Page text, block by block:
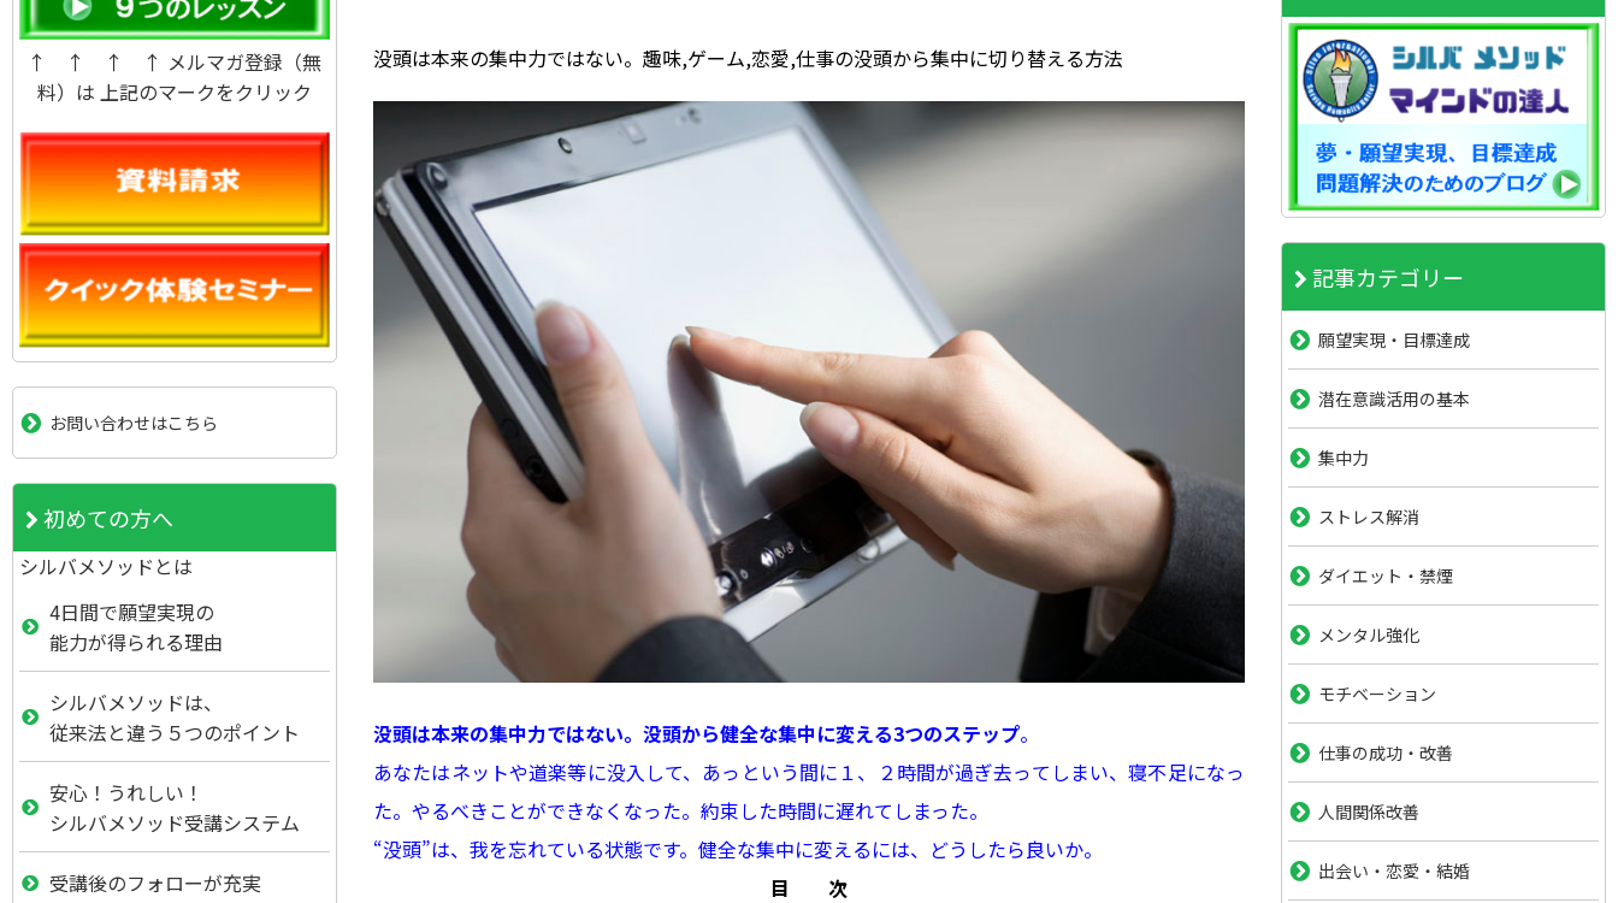
没頭は本来の集中力ではない。趣味,ゲーム,恋愛,仕事の没頭から集中に切り替える方法
没頭は本来の集中力ではない。 没頭から健全な集中に変える3つのステップ。
あなたはネットや道楽等に没入して、あっという間に１、２時間が過ぎ去ってしまい、寝不足になっ
た。やるべきことができなくなった。約束した時間に遅れてしまった。
“没頭”は、我を忘れている状態です。健全な集中に変えるには、どうしたら良いか。
目 次
↑ ↑ ↑ ↑ メルマガ登録（無
料）は 上記のマークをクリック
お問い合わせはこちら
初めての方へ
シルバメソッドとは
4日間で願望実現の
能力が得られる理由
シルバメソッドは、
従来法と違う５つのポイント
安心！うれしい！
シルバメソッド受講システム
受講後のフォローが充実
記事カテゴリー
願望実現・目標達成
潜在意識活用の基本
集中力
ストレス解消
ダイエット・禁煙
メンタル強化
モチベーション
仕事の成功・改善
人間関係改善
出会い・恋愛・結婚